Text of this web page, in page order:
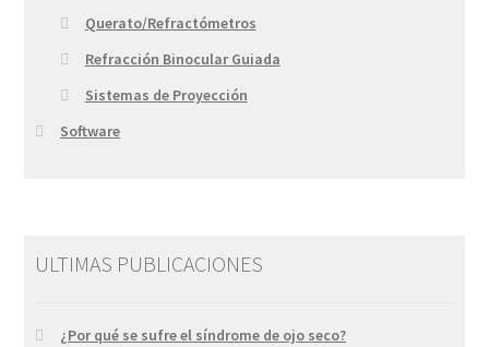
Querato/Refractómetros
Refracción Binocular Guiada
Sistemas de Proyección
Software
ULTIMAS PUBLICACIONES
¿Por qué se sufre el síndrome de ojo seco?